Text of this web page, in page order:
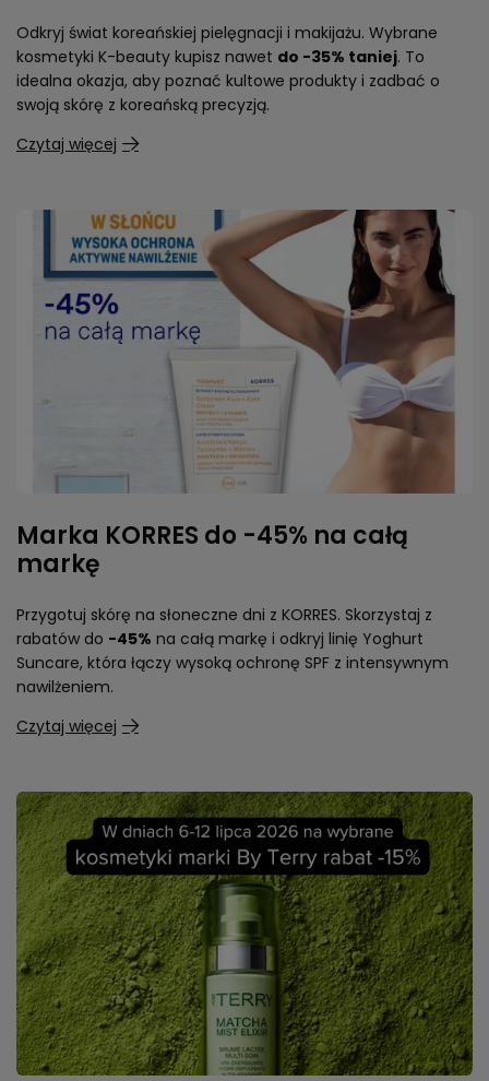
Odkryj świat koreańskiej pielęgnacji i makijażu. Wybrane
kosmetyki K-beauty kupisz nawet do -35% taniej. To
idealna okazja, aby poznać kultowe produkty i zadbać o
swoją skórę z koreańską precyzją.
Czytaj więcej
Marka KORRES do -45% na całą
markę
Przygotuj skórę na słoneczne dni z KORRES. Skorzystaj z
rabatów do -45% na całą markę i odkryj linię Yoghurt
Suncare, która łączy wysoką ochronę SPF z intensywnym
nawilżeniem.
Czytaj więcej